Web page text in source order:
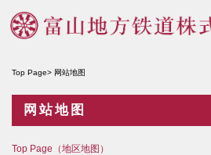
Top Page 网站地图
网站地图
Top Page（地区地图）